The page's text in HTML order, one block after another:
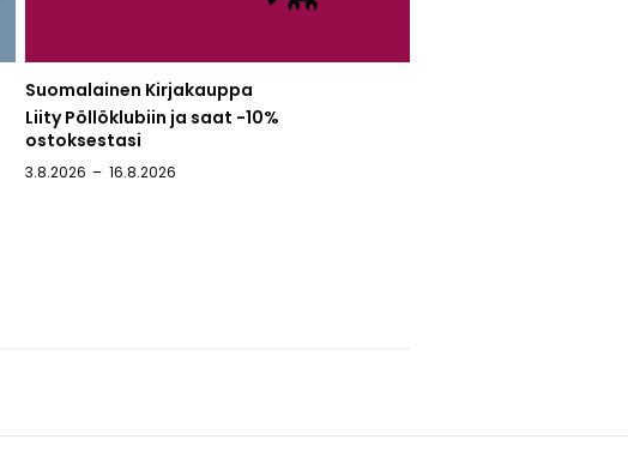
Suomalainen Kirjakauppa
Liity Pöllöklubiin ja saat -10%
ostoksestasi
3.8.2026 16.8.2026